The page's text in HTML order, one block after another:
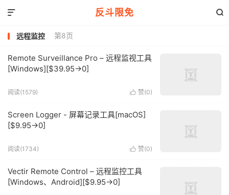
反斗限免 

远程监控 第8页
Remote Surveillance Pro – 远程监视工具
[Windows][$39.95→0]
 赞(0)
阅读(1579)
Screen Logger - 屏幕记录工具[macOS]
[$9.95→0]
 赞(0)
阅读(1734)
Vectir Remote Control – 远程监控工具
[Windows、Android][$9.95→0]